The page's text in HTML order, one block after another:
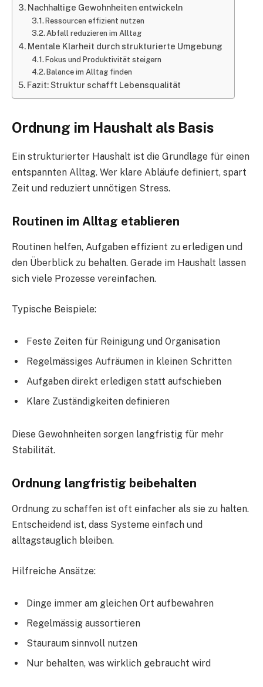
Nachhaltige Gewohnheiten entwickeln
Ressourcen effizient nutzen
Abfall reduzieren im Alltag
Mentale Klarheit durch strukturierte Umgebung
Fokus und Produktivität steigern
Balance im Alltag finden
Fazit: Struktur schafft Lebensqualität
Ordnung im Haushalt als Basis
Ein strukturierter Haushalt ist die Grundlage für einen
entspannten Alltag. Wer klare Abläufe definiert, spart
Zeit und reduziert unnötigen Stress.
Routinen im Alltag etablieren
Routinen helfen, Aufgaben effizient zu erledigen und
den Überblick zu behalten. Gerade im Haushalt lassen
sich viele Prozesse vereinfachen.
Typische Beispiele:
Feste Zeiten für Reinigung und Organisation
Regelmässiges Aufräumen in kleinen Schritten
Aufgaben direkt erledigen statt aufschieben
Klare Zuständigkeiten definieren
Diese Gewohnheiten sorgen langfristig für mehr
Stabilität.
Ordnung langfristig beibehalten
Ordnung zu schaffen ist oft einfacher als sie zu halten.
Entscheidend ist, dass Systeme einfach und
alltagstauglich bleiben.
Hilfreiche Ansätze:
Dinge immer am gleichen Ort aufbewahren
Regelmässig aussortieren
Stauraum sinnvoll nutzen
Nur behalten, was wirklich gebraucht wird